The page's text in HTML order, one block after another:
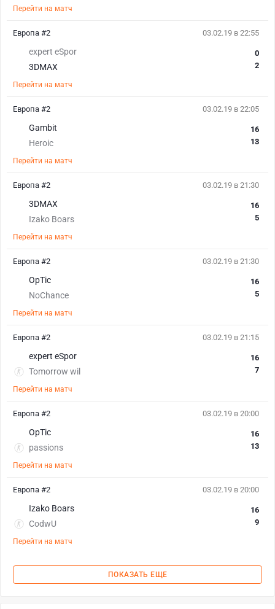
Перейти на матч
03.02.19 в 22:55
expert eSpor
3DMAX
0
2
Перейти на матч
Европа #2
03.02.19 в 22:05
Gambit
Heroic
16
13
Перейти на матч
Европа #2
03.02.19 в 21:30
3DMAX
Izako Boars
16
5
Перейти на матч
Европа #2
03.02.19 в 21:30
OpTic
NoChance
16
5
Перейти на матч
Европа #2
03.02.19 в 21:15
expert eSpor
Tomorrow wil
16
7
Перейти на матч
Европа #2
03.02.19 в 20:00
OpTic
passions
16
13
Перейти на матч
Европа #2
03.02.19 в 20:00
Izako Boars
CodwU
16
9
Перейти на матч
Европа #2
ПОКАЗАТЬ ЕЩЕ